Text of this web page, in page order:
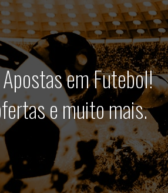
em Futebol!
e muito mais.